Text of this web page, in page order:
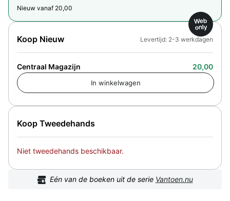
Nieuw vanaf 20,00
Koop Tweedehands
Niet tweedehands beschikbaar.
Koop Nieuw
Web
only
Centraal Magazijn 20,00
Levertijd: 2-3 werkdagen
Eén van de boeken uit de serie Vantoen.nu